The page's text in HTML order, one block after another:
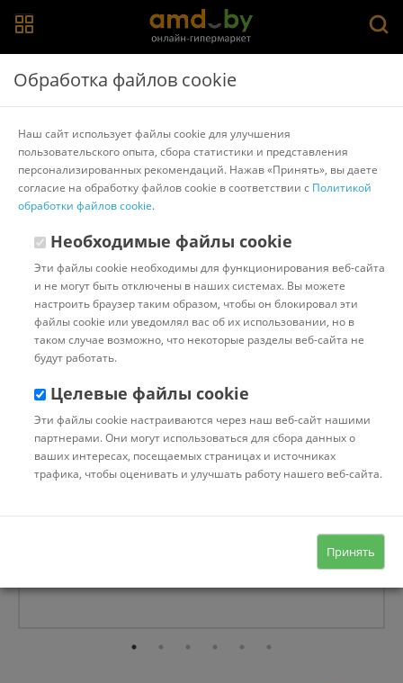
Главная > Каталог товаров Обогреватели
T (электронное управление, без шасси)
Другие товары Electrolux
Обработка файлов cookie
Наш сайт использует файлы cookie для улучшения
пользовательского опыта, сбора статистики и представления
персонализированных рекомендаций. Нажав «Принять», вы даете
согласие на обработку файлов cookie в соответствии с Политикой
обработки файлов cookie.
Необходимые файлы cookie
Эти файлы cookie необходимы для функционирования веб-сайта
и не могут быть отключены в наших системах. Вы можете
настроить браузер таким образом, чтобы он блокировал эти
файлы cookie или уведомлял вас об их использовании, но в
таком случае возможно, что некоторые разделы веб-сайта не
будут работать.
Целевые файлы cookie
Эти файлы cookie настраиваются через наш веб-сайт нашими
партнерами. Они могут использоваться для сбора данных о
ваших интересах, посещаемых страницах и источниках
трафика, чтобы оценивать и улучшать работу нашего веб-сайта.
Принять